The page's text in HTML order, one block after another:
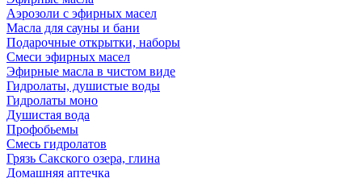
Аэрозоли с эфирных масел
Масла для сауны и бани
Подарочные открытки, наборы
Смеси эфирных масел
Эфирные масла в чистом виде
Гидролаты, душистые воды
Гидролаты моно
Душистая вода
Профобьемы
Смесь гидролатов
Грязь Сакского озера, глина
Домашняя аптечка